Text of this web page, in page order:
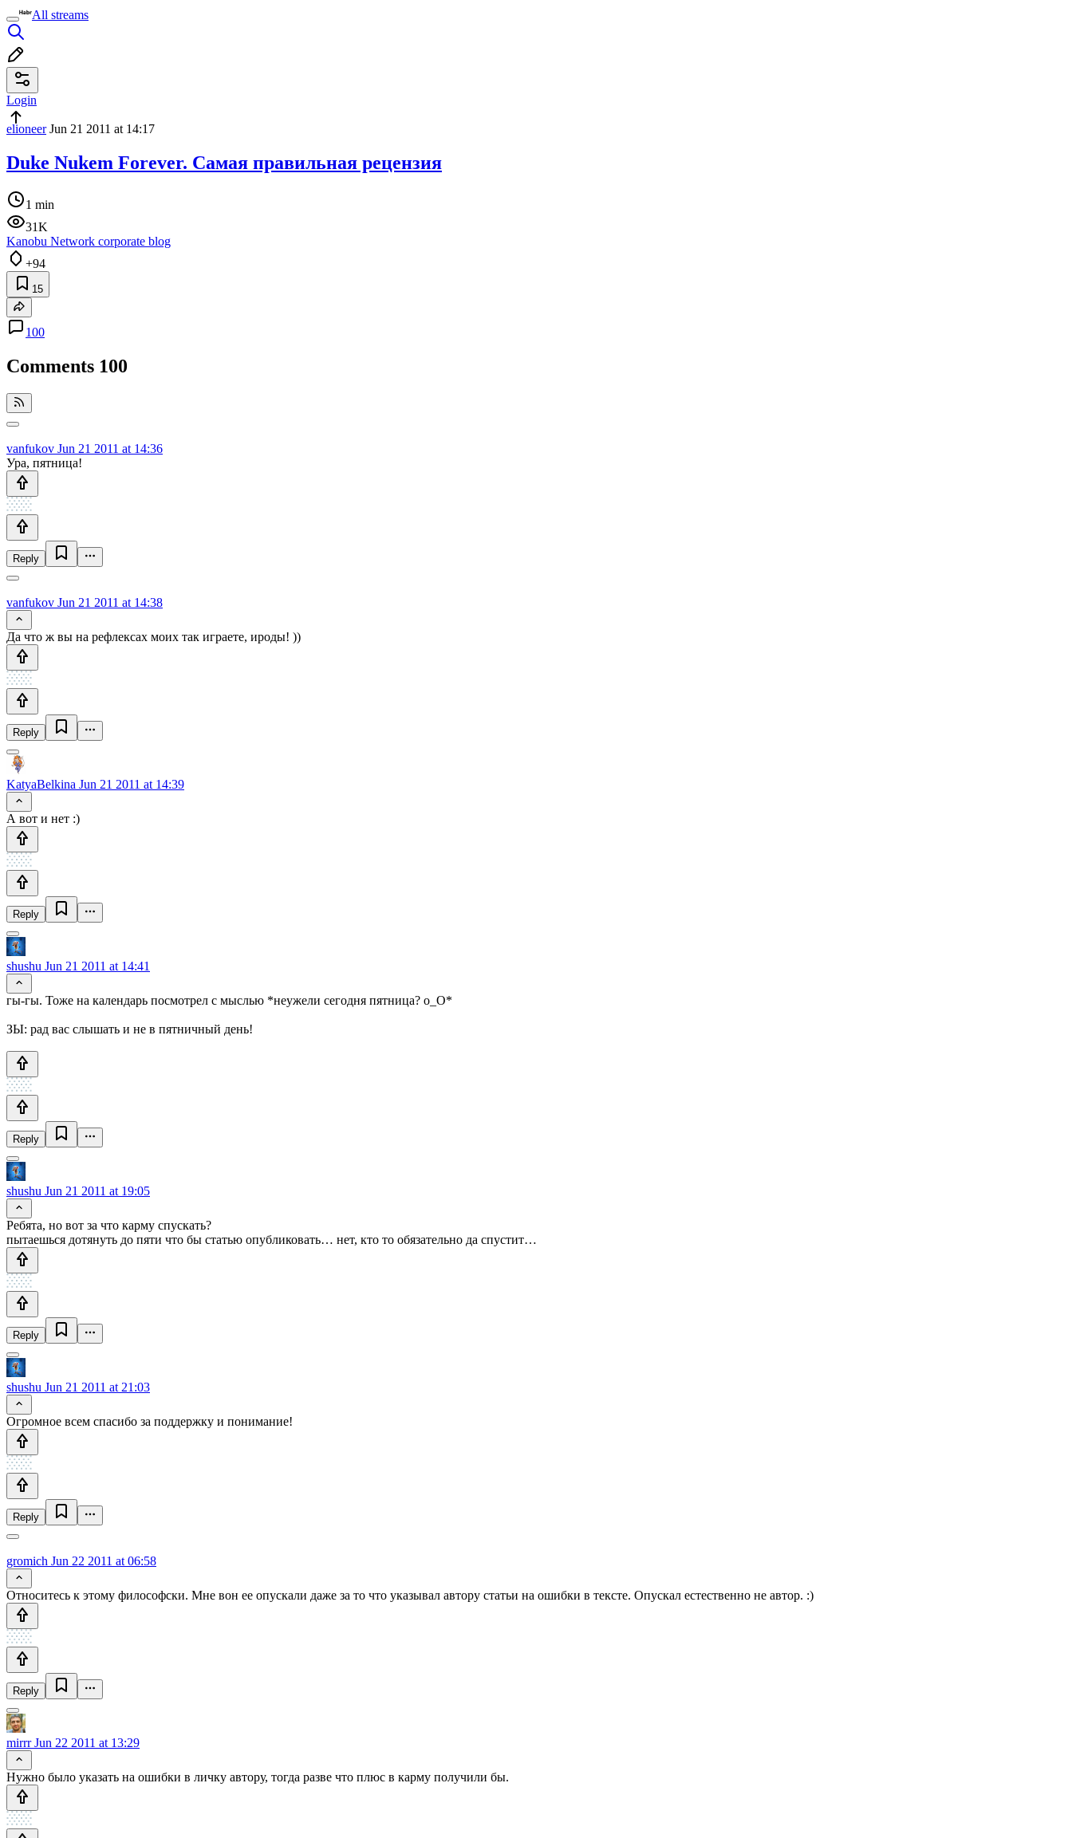
All streams
Login
elioneerJun 21 2011 at 14:17
Duke Nukem Forever. Самая правильная рецензия
1 min
31K
Kanobu Network corporate blog
+94
15
100
Comments 100
vanfukov Jun 21 2011 at 14:36
Ура, пятница!
Reply
vanfukov Jun 21 2011 at 14:38
Да что ж вы на рефлексах моих так играете, ироды! ))
Reply
KatyaBelkina Jun 21 2011 at 14:39
А вот и нет :)
Reply
shushu Jun 21 2011 at 14:41
гы-гы. Тоже на календарь посмотрел с мыслью *неужели сегодня пятница? о_О*
ЗЫ: рад вас слышать и не в пятничный день!
Reply
shushu Jun 21 2011 at 19:05
Ребята, но вот за что карму спускать?
пытаешься дотянуть до пяти что бы статью опубликовать… нет, кто то обязательно да спустит…
Reply
shushu Jun 21 2011 at 21:03
Огромное всем спасибо за поддержку и понимание!
Reply
gromich Jun 22 2011 at 06:58
Относитесь к этому философски. Мне вон ее опускали даже за то что указывал автору статьи на ошибки в тексте. Опускал естественно не автор. :)
Reply
mirrrJun 22 2011 at 13:29
Нужно было указать на ошибки в личку автору, тогда разве что плюс в карму получили бы.